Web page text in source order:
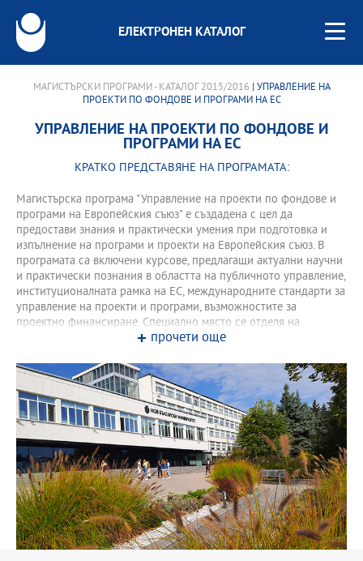
ЕЛЕКТРОНЕН КАТАЛОГ
МАГИСТЪРСКИ ПРОГРАМИ - КАТАЛОГ 2015/2016 | УПРАВЛЕНИЕ НА
ПРОЕКТИ ПО ФОНДОВЕ И ПРОГРАМИ НА ЕС
УПРАВЛЕНИЕ НА ПРОЕКТИ ПО ФОНДОВЕ И
ПРОГРАМИ НА ЕС
КРАТКО ПРЕДСТАВЯНЕ НА ПРОГРАМАТА:
Магистърска програма "Управление на проекти по фондове и
програми на Европейския съюз" е създадена с цел да
предостави знания и практически умения при подготовка и
изпълнение на програми и проекти на Европейския съюз. В
програмата са включени курсове, предлагащи актуални научни
и практически познания в областта на публичното управление,
институционалната рамка на ЕС, международните стандарти за
управление на проекти и програми, възможностите за
проектно финансиране. Специално място се отделя на
оценките за разходите и ползите при подготвянето на проекти,
проектите.
прочети още